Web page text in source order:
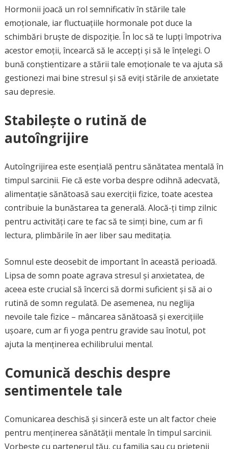
Hormonii joacă un rol semnificativ în stările tale
emoționale, iar fluctuațiile hormonale pot duce la
schimbări bruște de dispoziție. În loc să te lupți împotriva
acestor emoții, încearcă să le accepți și să le înțelegi. O
bună conștientizare a stării tale emoționale te va ajuta să
gestionezi mai bine stresul și să eviți stările de anxietate
sau depresie.
Stabilește o rutină de
autoîngrijire
Autoîngrijirea este esențială pentru sănătatea mentală în
timpul sarcinii. Fie că este vorba despre odihnă adecvată,
alimentație sănătoasă sau exerciții fizice, toate acestea
contribuie la bunăstarea ta generală. Alocă-ți timp zilnic
pentru activități care te fac să te simți bine, cum ar fi
lectura, plimbările în aer liber sau meditația.
Somnul este deosebit de important în această perioadă.
Lipsa de somn poate agrava stresul și anxietatea, de
aceea este crucial să încerci să dormi suficient și să ai o
rutină de somn regulată. De asemenea, nu neglija
nevoile tale fizice – mâncarea sănătoasă și exercițiile
ușoare, cum ar fi yoga pentru gravide sau înotul, pot
ajuta la menținerea echilibrului mental.
Comunică deschis despre
sentimentele tale
Comunicarea deschisă și sinceră este un alt factor cheie
pentru menținerea sănătății mentale în timpul sarcinii.
Vorbește cu partenerul tău, cu familia sau cu prietenii